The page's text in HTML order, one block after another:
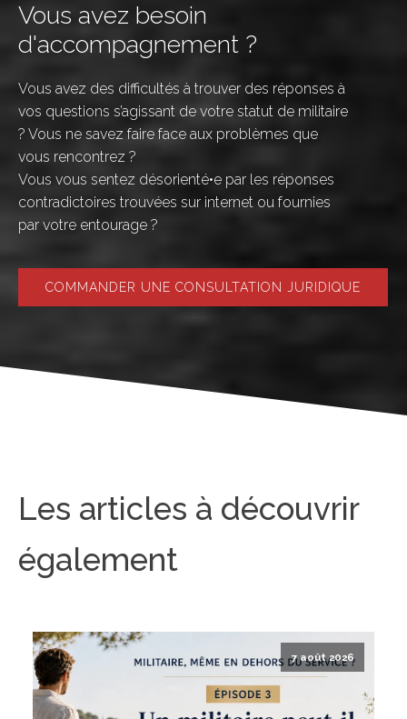
Vous avez besoin
d'accompagnement ?
Vous avez des difficultés à trouver des réponses à
vos questions s’agissant de votre statut de militaire
? Vous ne savez faire face aux problèmes que
vous rencontrez ?
Vous vous sentez désorienté•e par les réponses
contradictoires trouvées sur internet ou fournies
par votre entourage ?
COMMANDER UNE CONSULTATION JURIDIQUE
Les articles à découvrir
également
7 août 2026